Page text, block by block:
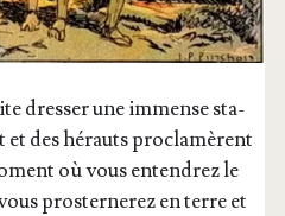
dres­ser une immense sta­
et des hérauts pro­cla­mèrent
où vous enten­drez le
pros­ter­ne­rez en terre et